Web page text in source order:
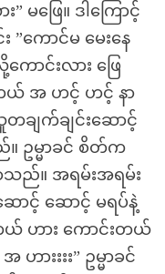
” မဖြေ။ ဒါကြောင့်
ကောင်မ မေးနေ
ာင်းလား ဖြေ
တယ် အ ဟင့် ဟင့် နာ
ချက်ချင်းဆောင့်
ဥမ္မာခင် စိတ်က
သည်။ အရမ်းအရမ်း
ာင့် ဆောင့် မရပ်နဲ့
တယ် ဟား ကောင်းတယ်
ဟားးးး” ဥမ္မာခင်